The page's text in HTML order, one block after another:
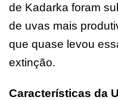
de Kadarka foram
de uvas mais
que quase levou
extinção.
Características da